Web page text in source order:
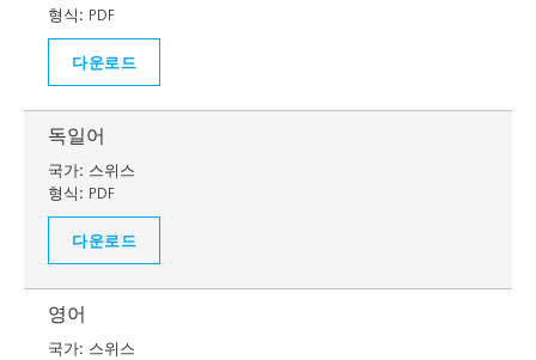
형식: PDF
다운로드
독일어
국가: 스위스
형식: PDF
다운로드
영어
국가: 스위스